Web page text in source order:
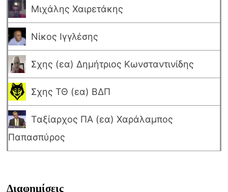
Μιχάλης Χαιρετάκης
Νίκος Ιγγλέσης
Σχης (εα) Δημήτριος Κωνσταντινίδης
Σχης ΤΘ (εα) ΒΔΠ
Ταξίαρχος ΠΑ (εα) Χαράλαμπος
Παπασπύρος
Διαφημίσεις